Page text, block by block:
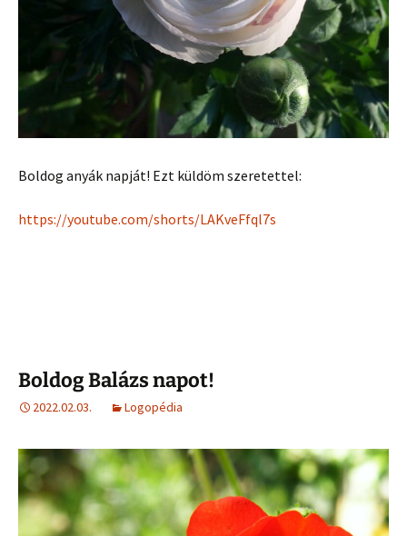
Boldog anyák napját! Ezt küldöm szeretettel:
https://youtube.com/shorts/LAKveFfql7s
Boldog Balázs napot!
2022.02.03. Logopédia